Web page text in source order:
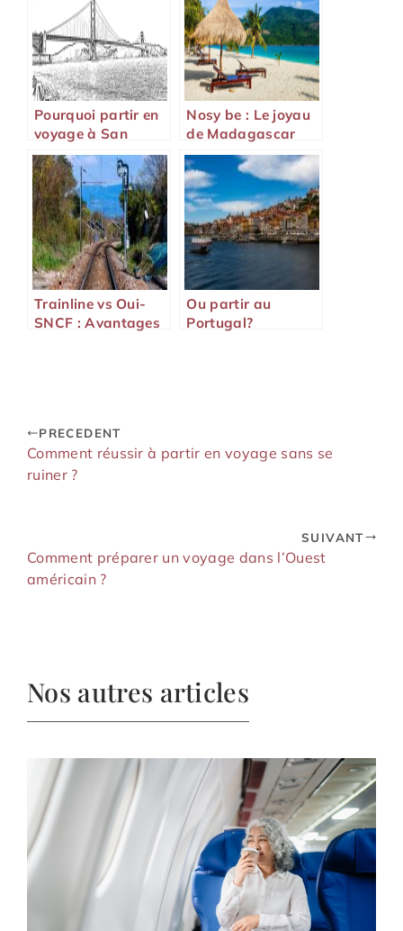
Pourquoi partir en
voyage à San
Francisco ?
Nosy be : Le joyau
de Madagascar
Trainline vs Oui-
SNCF : Avantages
Ou partir au
Portugal?
PRECEDENT
Comment réussir à partir en voyage sans se
ruiner ?
SUIVANT
Comment préparer un voyage dans l’Ouest
américain ?
Nos autres articles